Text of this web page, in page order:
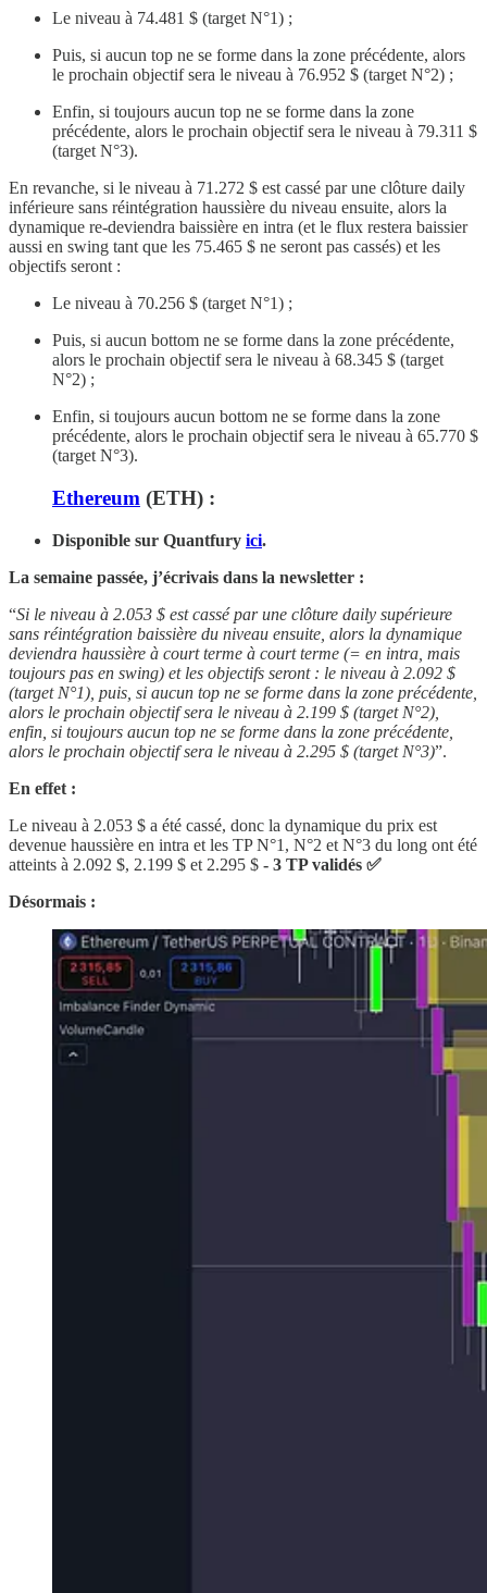
Le niveau à 74.481 $ (target N°1) ;
Puis, si aucun top ne se forme dans la zone précédente, alors
le prochain objectif sera le niveau à 76.952 $ (target N°2) ;
Enfin, si toujours aucun top ne se forme dans la zone
précédente, alors le prochain objectif sera le niveau à 79.311 $
(target N°3).
En revanche, si le niveau à 71.272 $ est cassé par une clôture daily
inférieure sans réintégration haussière du niveau ensuite, alors la
dynamique re-deviendra baissière en intra (et le flux restera baissier
aussi en swing tant que les 75.465 $ ne seront pas cassés) et les
objectifs seront :
Le niveau à 70.256 $ (target N°1) ;
Puis, si aucun bottom ne se forme dans la zone précédente,
alors le prochain objectif sera le niveau à 68.345 $ (target
N°2) ;
Enfin, si toujours aucun bottom ne se forme dans la zone
précédente, alors le prochain objectif sera le niveau à 65.770 $
(target N°3).
Ethereum (ETH) :
Disponible sur Quantfury ici.
La semaine passée, j’écrivais dans la newsletter :
“Si le niveau à 2.053 $ est cassé par une clôture daily supérieure
sans réintégration baissière du niveau ensuite, alors la dynamique
deviendra haussière à court terme à court terme (= en intra, mais
toujours pas en swing) et les objectifs seront : le niveau à 2.092 $
(target N°1), puis, si aucun top ne se forme dans la zone précédente,
alors le prochain objectif sera le niveau à 2.199 $ (target N°2),
enfin, si toujours aucun top ne se forme dans la zone précédente,
alors le prochain objectif sera le niveau à 2.295 $ (target N°3)”.
En effet :
Le niveau à 2.053 $ a été cassé, donc la dynamique du prix est
devenue haussière en intra et les TP N°1, N°2 et N°3 du long ont été
atteints à 2.092 $, 2.199 $ et 2.295 $ - 3 TP validés ✅
Désormais :